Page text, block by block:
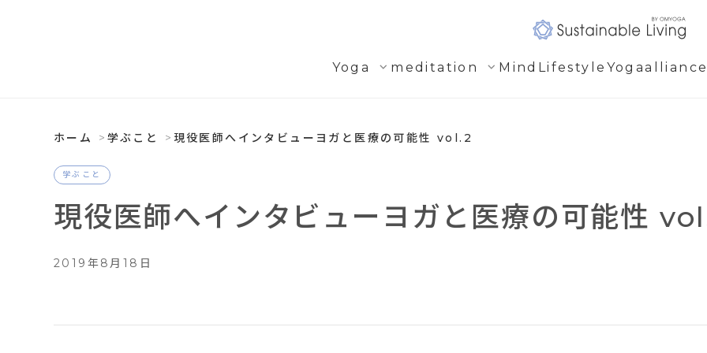
Yoga expand_more meditation expand_more Mind Lifestyle Yogaalliance
ホーム 学ぶこと 現役医師へインタビューヨガと医療の可能性 vol.2
学ぶこと
現役医師へインタビューヨガと医療の可能性
2019年8月18日